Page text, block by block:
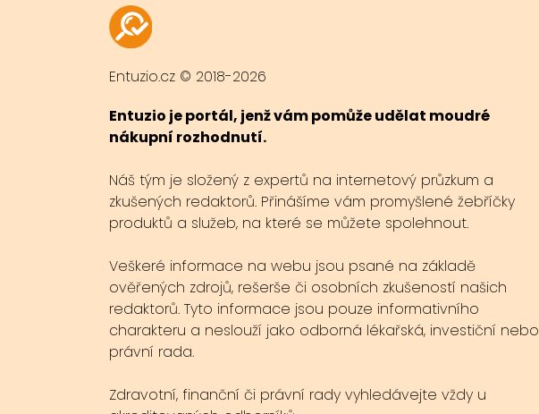
Entuzio.cz © 2018-2026
Entuzio je portál, jenž vám pomůže udělat moudré
nákupní rozhodnutí.
Náš tým je složený z expertů na internetový průzkum a
zkušených redaktorů. Přinášíme vám promyšlené žebříčky
produktů a služeb, na které se můžete spolehnout.
Veškeré informace na webu jsou psané na základě
ověřených zdrojů, rešerše či osobních zkušeností našich
redaktorů. Tyto informace jsou pouze informativního
charakteru a neslouží jako odborná lékařská, investiční nebo
právní rada.
Zdravotní, finanční či právní rady vyhledávejte vždy u